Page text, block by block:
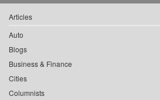
Articles
Auto
Blogs
Business & Finance
Cities
Columnists